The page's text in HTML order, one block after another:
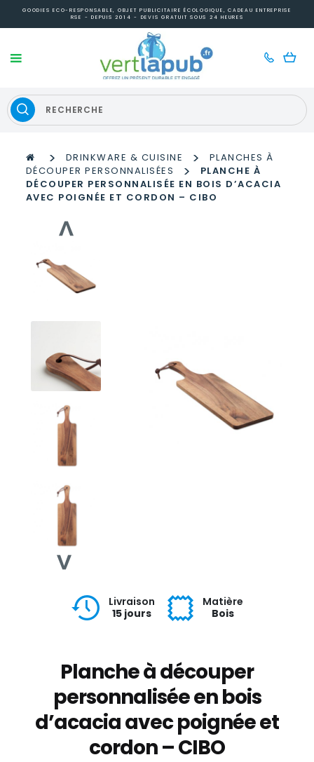
GOODIES ECO-RESPONSABLE, OBJET PUBLICITAIRE ÉCOLOGIQUE, CADEAU ENTREPRISE
RSE - DEPUIS 2014 - DEVIS GRATUIT SOUS 24 HEURES
> DRINKWARE & CUISINE >
PLANCHES À
DÉCOUPER PERSONNALISÉES
>
PLANCHE À
DÉCOUPER PERSONNALISÉE EN BOIS D’ACACIA
AVEC POIGNÉE ET CORDON – CIBO
Livraison
15 jours
Matière
Bois
Planche à découper
personnalisée en bois
d’acacia avec poignée et
cordon – CIBO